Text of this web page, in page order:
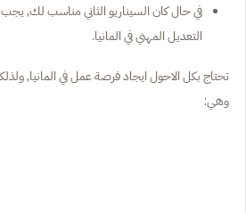
في حال كان السيناريو الثاني مناسب لك,
التعديل المهني في المانيا.
تحتاج بكل الاحول ايجاد فرصة عمل في المانيا,
وهي: